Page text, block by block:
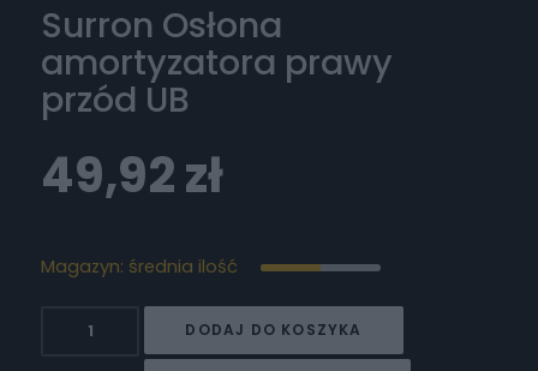
Surron Osłona
amortyzatora prawy
przód UB
49,92zł
Magazyn: średnia ilość
DODAJ DO KOSZYKA